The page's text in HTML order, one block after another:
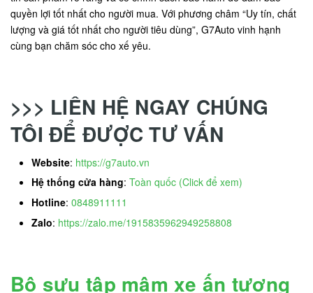
quyền lợi tốt nhất cho người mua. Với phương châm “Uy tín, chất
lượng và giá tốt nhất cho người tiêu dùng”, G7Auto vinh hạnh
cùng bạn chăm sóc cho xế yêu.
>>> LIÊN HỆ NGAY CHÚNG
TÔI ĐỂ ĐƯỢC TƯ VẤN
Website: https://g7auto.vn
Hệ thống cửa hàng: Toàn quốc (Click để xem)
Hotline: 0848911111
Zalo: https://zalo.me/1915835962949258808
Bộ sưu tập mâm xe ấn tượng